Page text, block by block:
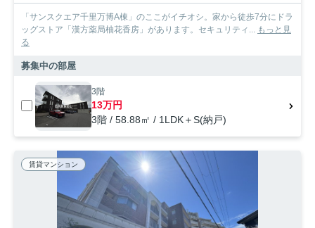
「サンスクエア千里万博A棟」のここがイチオシ。家から徒歩7分にドラ
ッグストア「漢方薬局柚花香房」があります。セキュリティ...
もっと見
る
募集中の部屋
3階
13万円
3階 / 58.88㎡ / 1LDK＋S(納戸)
賃貸マンション